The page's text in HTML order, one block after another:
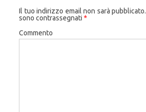
Il tuo indirizzo email non sarà pubblicato.
sono contrassegnati *
Commento